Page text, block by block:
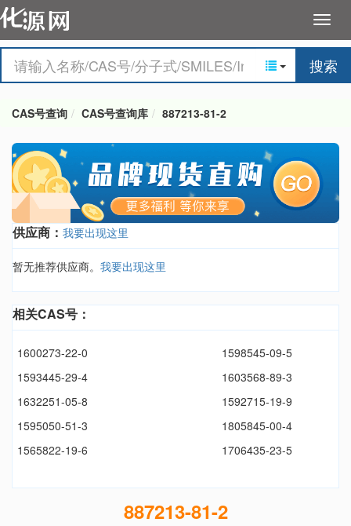
搜索
CAS号查询 CAS号查询库 887213-81-2
供应商： 我要出现这里
暂无推荐供应商。 我要出现这里
相关CAS号：
1600273-22-0
1598545-09-5
1593445-29-4
1603568-89-3
1632251-05-8
1592715-19-9
1595050-51-3
1805845-00-4
1565822-19-6
1706435-23-5
887213-81-2